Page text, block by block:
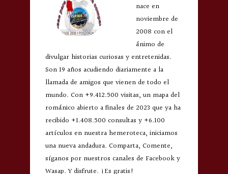
nace en
noviembre de
2008 con el
ánimo de
divulgar historias curiosas y entretenidas.
Son 19 años acudiendo diariamente a la
llamada de amigos que vienen de todo el
mundo. Con +9.412.500 visitas, un mapa del
románico abierto a finales de 2023 que ya ha
recibido +1.408.500 consultas y +6.100
artículos en nuestra hemeroteca, iniciamos
una nueva andadura. Comparta, Comente,
síganos por nuestros canales de Facebook y
Wasap. Y disfrute. ¡Es gratis!